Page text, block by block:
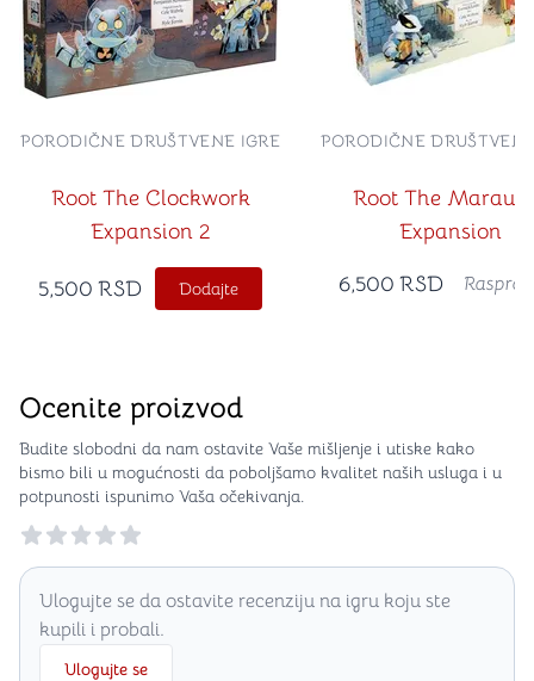
Root The Clockwork
Expansion 2
PORODIČNE DRUŠTVENE IGRE
5,500 RSD Dodajte
Root The
Expansion
PORODIČNE
6,500 RSD
Ocenite proizvod
Budite slobodni da nam ostavite Vaše mišljenje i utiske kako
bismo bili u mogućnosti da poboljšamo kvalitet naših usluga i u
potpunosti ispunimo Vaša očekivanja.
Reviews
Ulogujte se da ostavite recenziju na igru koju ste
kupili i probali.
Ulogujte se